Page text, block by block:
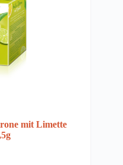
mit Limette